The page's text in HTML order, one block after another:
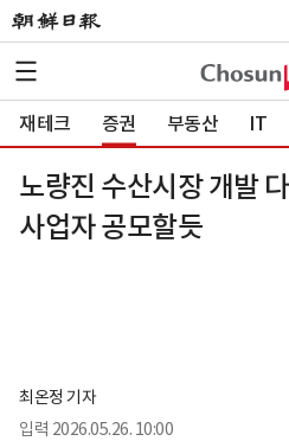
재테크 증권 부동산 IT
노량진 수산시장 개발
사업자 공모할듯
최온정 기자
입력 2026.05.26. 10:00